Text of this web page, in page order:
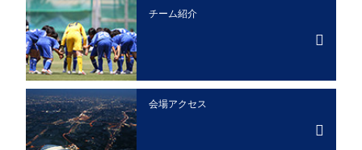
チーム紹介
会場アクセス